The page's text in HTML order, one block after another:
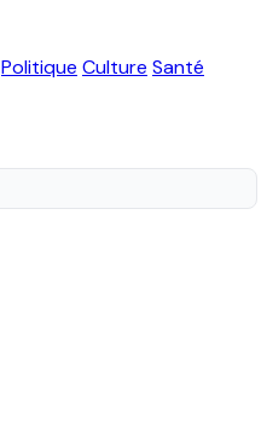
Politique Culture Santé